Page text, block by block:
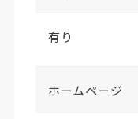
有り
ホームページ